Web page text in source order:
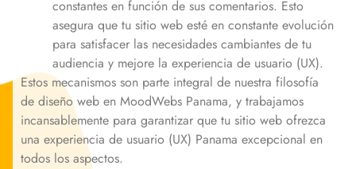
constantes en función de sus comentarios. Esto
asegura que tu sitio web esté en constante evolución
para satisfacer las necesidades cambiantes de tu
audiencia y mejore la experiencia de usuario (UX).
Estos mecanismos son parte integral de nuestra filosofía
de diseño web en MoodWebs Panama, y trabajamos
incansablemente para garantizar que tu sitio web ofrezca
una experiencia de usuario (UX) Panama excepcional en
todos los aspectos.